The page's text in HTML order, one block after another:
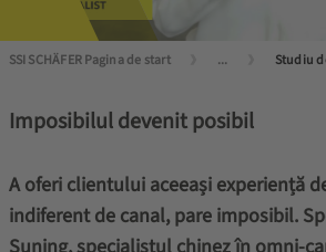
SSI SCHÄFER Pagina de start ... Studiu
Imposibilul devenit posibil
A oferi clientului aceeași experiență
indiferent de canal, pare imposibil.